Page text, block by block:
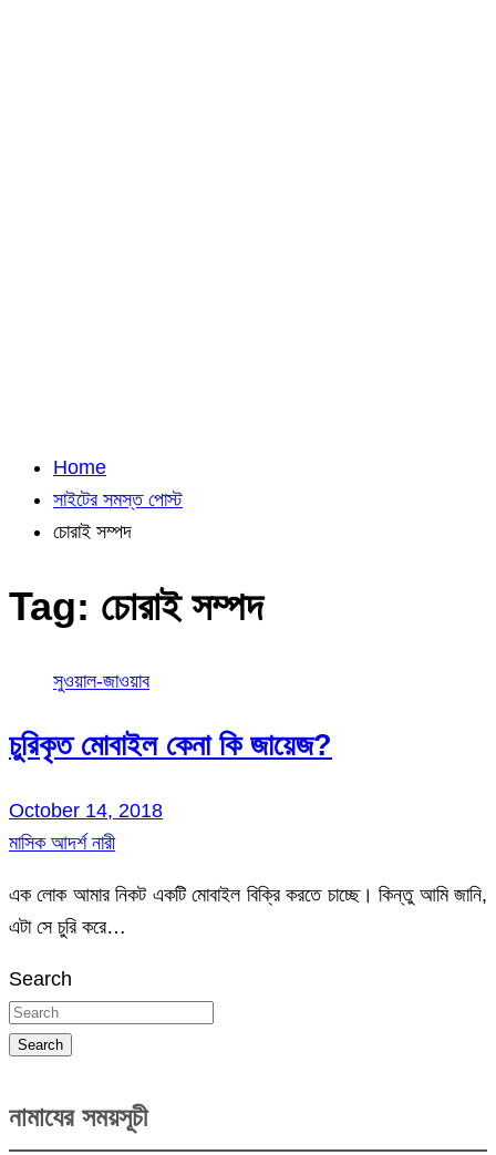
Home
সাইটের সমস্ত পোস্ট
চোরাই সম্পদ
Tag: চোরাই সম্পদ
সুওয়াল-জাওয়াব
চুরিকৃত মোবাইল কেনা কি জায়েজ?
October 14, 2018
মাসিক আদর্শ নারী
এক লোক আমার নিকট একটি মোবাইল বিক্রি করতে চাচ্ছে। কিন্তু আমি জানি,
এটা সে চুরি করে…
Search
Search
নামাযের সময়সূচী